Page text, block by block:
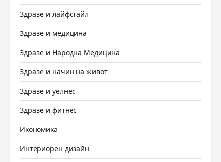
Здраве и лайфстайл
Здраве и медицина
Здраве и Народна Медицина
Здраве и начин на живот
Здраве и уелнес
Здраве и фитнес
Икономика
Интериорен дизайн